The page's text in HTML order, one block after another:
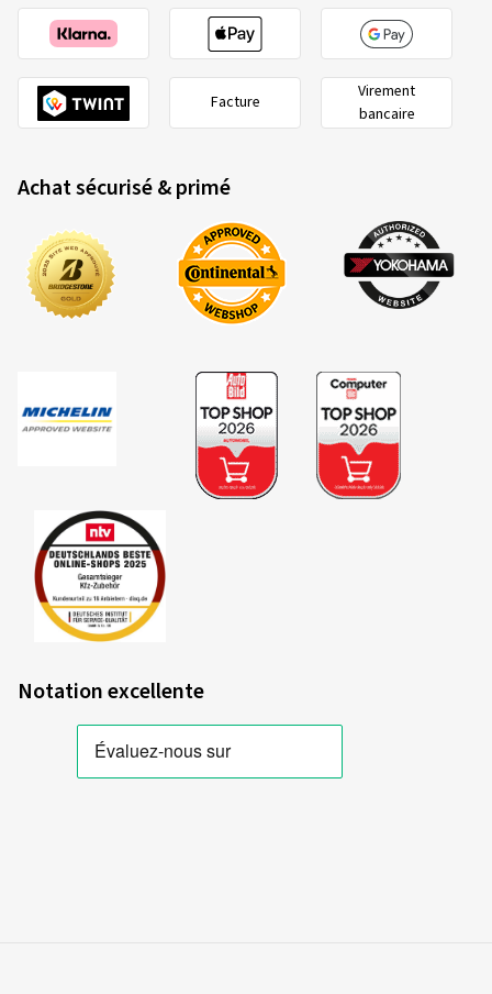
Facture
Virement
bancaire
Achat sécurisé & primé
Notation excellente